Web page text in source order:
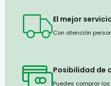
El mejor
Con atención
Posibilidad de
Puedes comprar